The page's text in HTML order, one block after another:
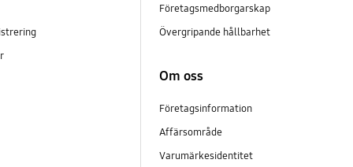
Företagsmedborgarskap
Övergripande hållbarhet
Om oss
Företagsinformation
Affärsområde
Varumärkesidentitet